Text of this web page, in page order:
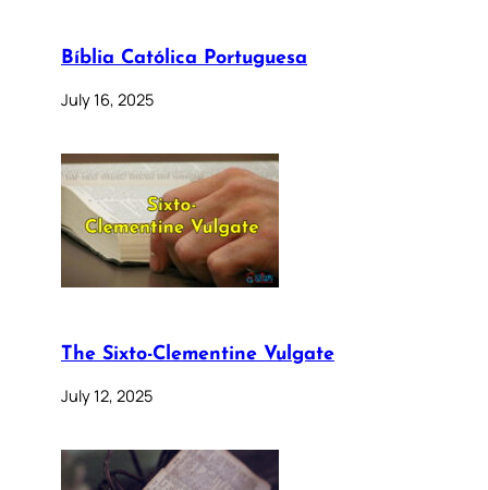
Bíblia Católica Portuguesa
July 16, 2025
The Sixto-Clementine Vulgate
July 12, 2025